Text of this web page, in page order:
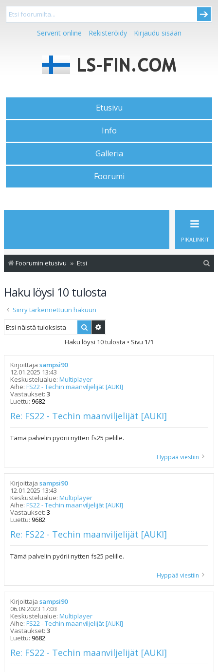
Serverit online Rekisteröidy Kirjaudu sisään
Etusivu
Info
Galleria
Foorumi
PIKALINKIT
Foorumin etusivu Etsi
Haku löysi 10 tulosta
Siirry tarkennettuun hakuun
Etsi
Haku löysi 10 tulosta • Sivu 1/1
Kirjoittaja sampsi90
12.01.2025 13:43
Keskustelualue: Multiplayer
Aihe: FS22 - Techin maanviljelijät [AUKI]
Vastaukset: 3
Luettu: 9682
Re: FS22 - Techin maanviljelijät [AUKI]
Tämä palvelin pyörii nytten fs25 pelille.
Hyppää viestiin
Kirjoittaja sampsi90
12.01.2025 13:43
Keskustelualue: Multiplayer
Aihe: FS22 - Techin maanviljelijät [AUKI]
Vastaukset: 3
Luettu: 9682
Re: FS22 - Techin maanviljelijät [AUKI]
Tämä palvelin pyörii nytten fs25 pelille.
Hyppää viestiin
Kirjoittaja sampsi90
06.09.2023 17:03
Keskustelualue: Multiplayer
Aihe: FS22 - Techin maanviljelijät [AUKI]
Vastaukset: 3
Luettu: 9682
Re: FS22 - Techin maanviljelijät [AUKI]